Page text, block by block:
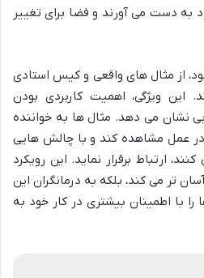
به دست می آورند و فضا برای تغییر
از مثال های واقعی و کیس استادی
این ویژگی، اهمیت کاربردی بودن
نشان می دهد. مثال ها به خواننده
در عمل مشاهده کند و با چالش هایی
ارتباط برقرار نماید. این رویکرد
تر می کند، بلکه به درمانگران این
با اطمینان بیشتری در کار خود به